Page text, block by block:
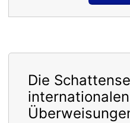
Die
internationalen